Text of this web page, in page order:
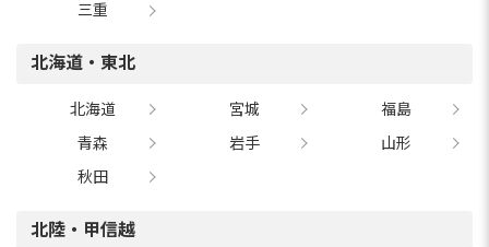
三重
北海道・東北
北海道 宮城
福島
青森
岩手
山形
秋田
北陸・甲信越